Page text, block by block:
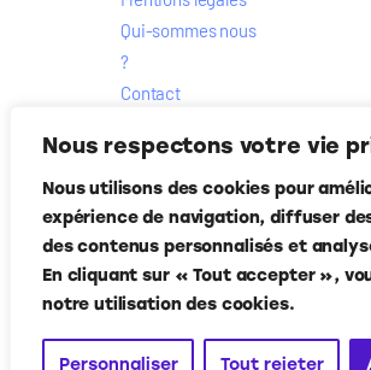
Nous respectons votre vie
Nous utilisons des cookies pour
expérience de navigation, diffuser
des contenus personnalisés et
En cliquant sur « Tout accepter »,
notre utilisation des cookies.
Personnaliser Tout rejeter
Qui-sommes nous
?
Contact
Food Geek & Love© Corner Media 2024. Tous